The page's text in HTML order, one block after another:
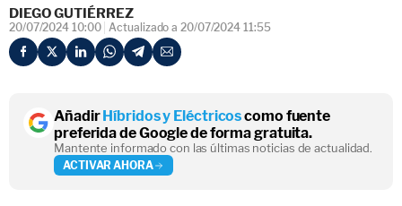
DIEGO GUTIÉRREZ
20/07/2024 10:00 Actualizado a 20/07/2024 11:55
AñadirHíbridos y Eléctricoscomo fuente
preferida de Google de forma gratuita.
Mantente informado con las últimas noticias de actualidad.
ACTIVAR AHORA